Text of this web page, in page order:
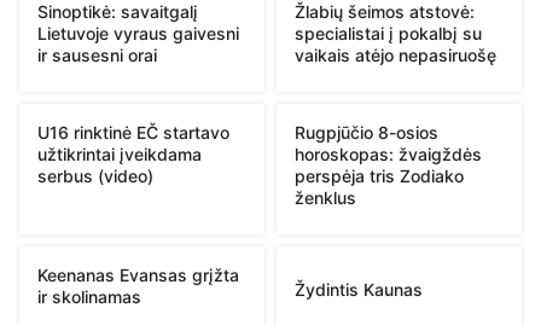
Sinoptikė: savaitgalį
Lietuvoje vyraus gaivesni
ir sausesni orai
Žlabių šeimos atstovė:
specialistai į pokalbį su
vaikais atėjo nepasiruošę
U16 rinktinė EČ startavo
užtikrintai įveikdama
serbus (video)
Rugpjūčio 8-osios
horoskopas: žvaigždės
perspėja tris Zodiako
ženklus
Keenanas Evansas grįžta
ir skolinamas
Žydintis Kaunas